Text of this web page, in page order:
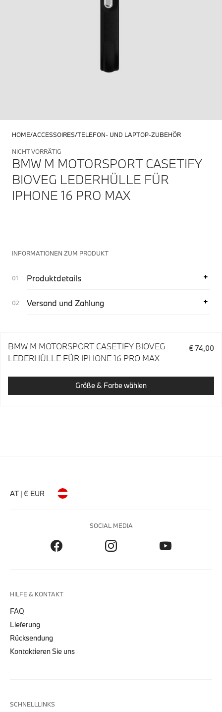
HOME ACCESSOIRES TELEFON- UND LAPTOP-ZUBEHÖR
NICHT VORRÄTIG
BMW M MOTORSPORT CASETIFY
BIOVEG LEDERHÜLLE FÜR
IPHONE 16 PRO MAX
INFORMATIONEN ZUM PRODUKT
Produktdetails
Versand und Zahlung
BMW M MOTORSPORT CASETIFY BIOVEG
LEDERHÜLLE FÜR IPHONE 16 PRO MAX
€ 74,00
Größe & Farbe wählen
AT | € EUR
SOCIAL MEDIA
HILFE & KONTAKT
FAQ
Lieferung
Rücksendung
Kontaktieren Sie uns
SCHNELLLINKS